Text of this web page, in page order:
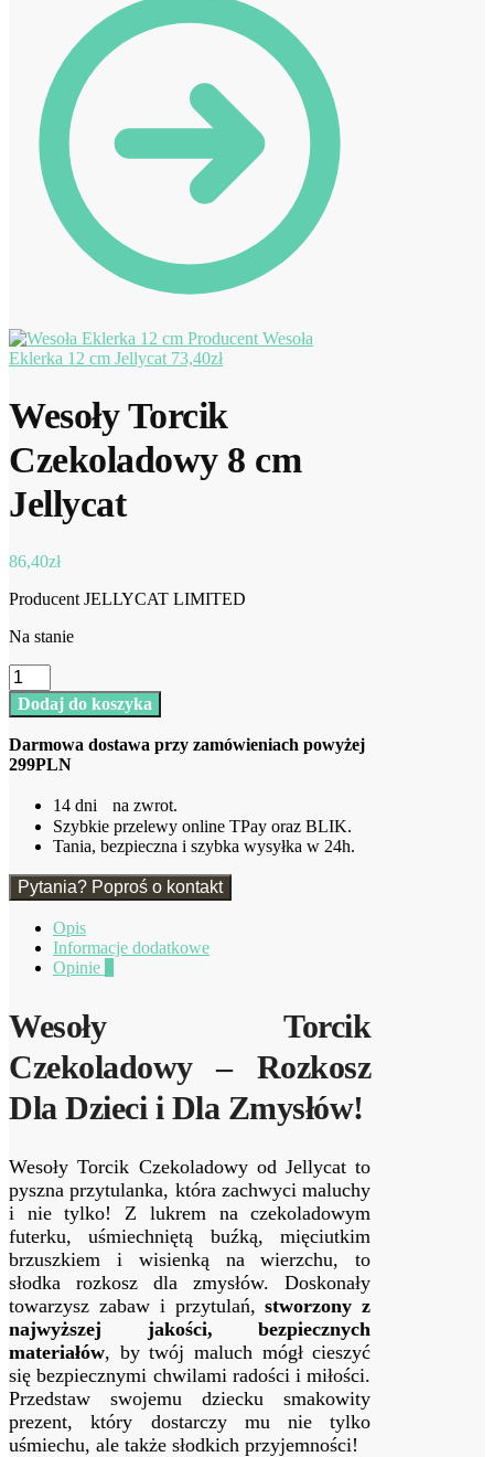
Wesoła
Eklerka 12 cm Jellycat 73,40zł
Wesoły Torcik
Czekoladowy 8 cm
Jellycat
86,40zł
Producent JELLYCAT LIMITED
Na stanie
ilość
Wesoły
Torcik
8
cm
Dodaj do koszyka
Darmowa dostawa przy zamówieniach powyżej
299PLN
14 dni na zwrot.
Szybkie przelewy online TPay oraz BLIK.
Tania, bezpieczna i szybka wysyłka w 24h.
Pytania? Poproś o kontakt
Opis
Informacje dodatkowe
Opinie
Wesoły Torcik
Czekoladowy – Rozkosz
Dla Dzieci i Dla Zmysłów!
Wesoły Torcik Czekoladowy od Jellycat to
pyszna przytulanka, która zachwyci maluchy
i nie tylko! Z lukrem na czekoladowym
futerku, uśmiechniętą buźką, mięciutkim
brzuszkiem i wisienką na wierzchu, to
słodka rozkosz dla zmysłów. Doskonały
towarzysz zabaw i przytulań,stworzony z
najwyższej jakości, bezpiecznych
materiałów, by twój maluch mógł cieszyć
się bezpiecznymi chwilami radości i miłości.
Przedstaw swojemu dziecku smakowity
prezent, który dostarczy mu nie tylko
uśmiechu, ale także słodkich przyjemności!